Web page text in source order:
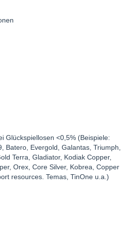
Glückspiellosen <0,5% (Beispiele:
Batero, Evergold, Galantas, Triumph,
Terra, Gladiator, Kodiak Copper,
Orex, Core Silver, Kobrea, Copper
resources. Temas, TinOne u.a.)